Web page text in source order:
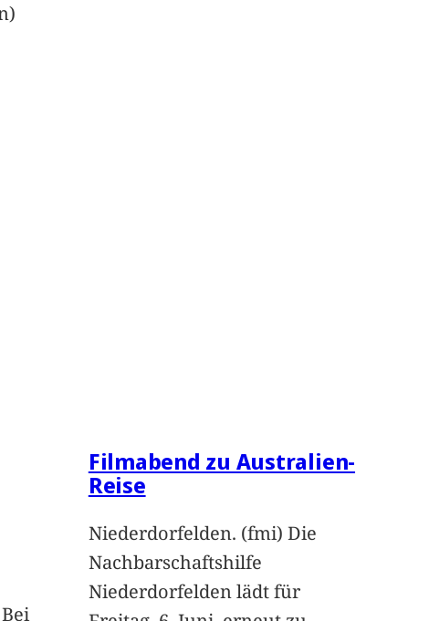
Filmabend zu Australien-
Reise
Niederdorfelden. (fmi) Die
Nachbarschaftshilfe
Niederdorfelden lädt für